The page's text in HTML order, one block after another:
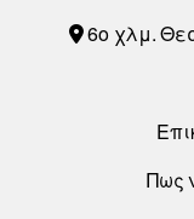
6o χλμ.
Πως